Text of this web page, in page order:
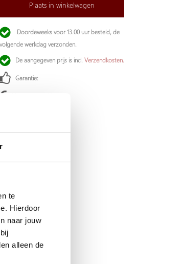
te
Hierdoor
naar jouw
alleen de
Plaats in winkelwagen
Doordeweeks voor 13.00 uur besteld, de
volgende werkdag verzonden.
De aangegeven prijs is incl. Verzendkosten.
Garantie: